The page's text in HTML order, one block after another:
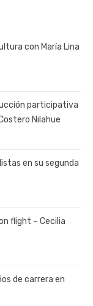
con María Lina
participativa
Nilahue
en su segunda
flight – Cecilia
de carrera en